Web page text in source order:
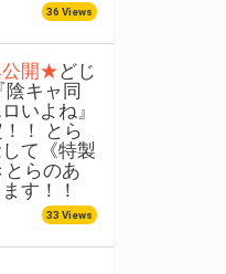
36 Views
公開★どじ
キャ同
いよね』
！ とら
て《特製
とらのあ
す！！
33 Views